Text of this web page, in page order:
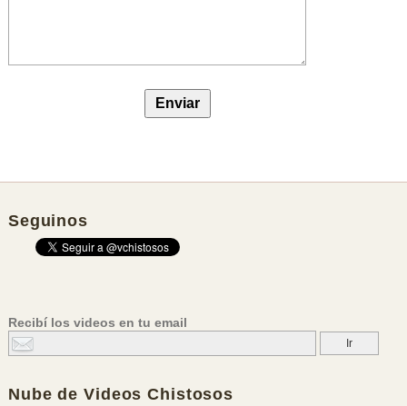
Seguinos
Recibí los videos en tu email
Nube deVideos Chistosos